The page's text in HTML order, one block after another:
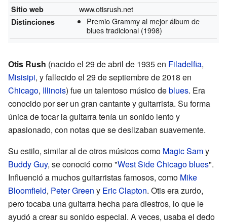
Sitio web www.otisrush.net
Distinciones
Premio Grammy al mejor álbum de
blues tradicional (1998)
Otis Rush (nacido el 29 de abril de 1935 en Filadelfia,
Misisipi, y fallecido el 29 de septiembre de 2018 en
Chicago, Illinois) fue un talentoso músico deblues. Era
conocido por ser un gran cantante y guitarrista. Su forma
única de tocar la guitarra tenía un sonido lento y
apasionado, con notas que se deslizaban suavemente.
Su estilo, similar al de otros músicos como Magic Samy
Buddy Guy, se conoció como "West Side Chicago blues".
Influenció a muchos guitarristas famosos, como Mike
Bloomfield, Peter Green y Eric Clapton. Otis era zurdo,
pero tocaba una guitarra hecha para diestros, lo que le
ayudó a crear su sonido especial. A veces, usaba el dedo